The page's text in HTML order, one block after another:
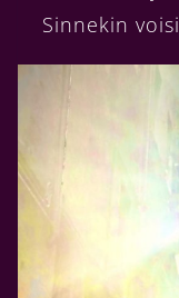
Sinnekin